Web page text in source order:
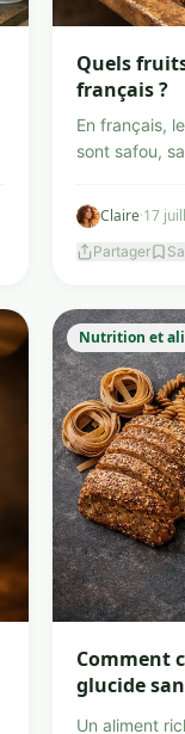
Quels
français ?
En français,
sont safou,
Claire·17
Partager
Nutrition et
Comment
glucide
Un aliment